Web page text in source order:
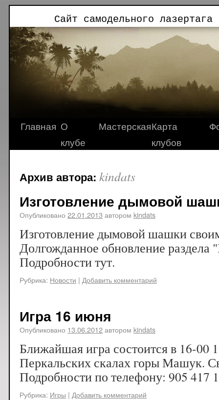
Сайт самодельного
Главная О
клубе
МастерскаяКарта
клубов
Архив автора: kindats
Изготовление дымовой
Опубликовано 22.01.2013 автором kindats
Изготовление дымовой шашки
Долгожданное обновление раздела
Подробности тут.
Рубрика: Новости | Добавить комментарий
Игра 16 июня
Опубликовано 13.06.2012автором kindats
Ближайшая игра состоится в 16-00
Перкальских скалах горы Машук.
Подробности по телефону: 905 417
Рубрика: Игры | Добавить комментарий